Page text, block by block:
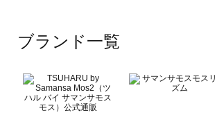
ブランド一覧